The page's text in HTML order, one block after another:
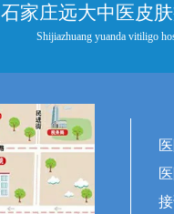
石家庄远大中医皮
Shijiazhuang yuanda vitiligo